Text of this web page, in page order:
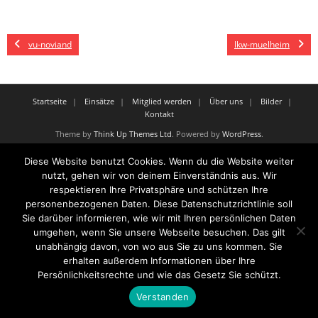
vu-noviand lkw-muelheim
Startseite Einsätze Mitglied werden Über uns
Bilder
Kontakt
Theme by Think Up Themes Ltd. Powered by WordPress.
Diese Website benutzt Cookies. Wenn du die Website weiter
nutzt, gehen wir von deinem Einverständnis aus. Wir
respektieren Ihre Privatsphäre und schützen Ihre
personenbezogenen Daten. Diese Datenschutzrichtlinie soll
Sie darüber informieren, wie wir mit Ihren persönlichen Daten
umgehen, wenn Sie unsere Webseite besuchen. Das gilt
unabhängig davon, von wo aus Sie zu uns kommen. Sie
erhalten außerdem Informationen über Ihre
Persönlichkeitsrechte und wie das Gesetz Sie schützt.
Verstanden